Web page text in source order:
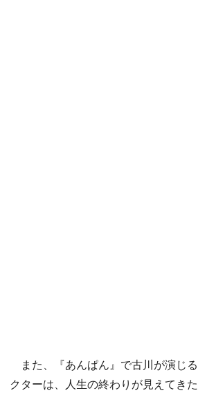
また、『あんぱん』で古川が演じ
クターは、人生の終わりが見えてき